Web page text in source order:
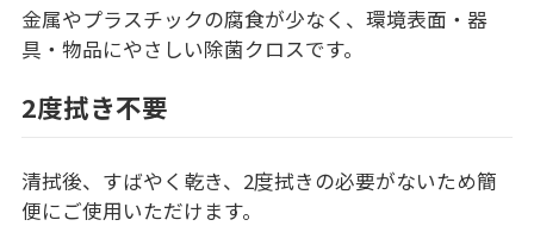
金属やプラスチックの腐食が少なく、環境表面・器
具・物品にやさしい除菌クロスです。
2度拭き不要
清拭後、すばやく乾き、2度拭きの必要がないため簡
便にご使用いただけます。